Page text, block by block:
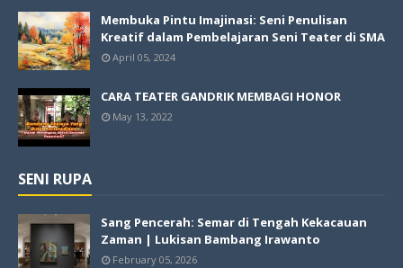
Membuka Pintu Imajinasi: Seni Penulisan
Kreatif dalam Pembelajaran Seni Teater di SMA
April 05, 2024
CARA TEATER GANDRIK MEMBAGI HONOR
May 13, 2022
SENI RUPA
Sang Pencerah: Semar di Tengah Kekacauan
Zaman | Lukisan Bambang Irawanto
February 05, 2026